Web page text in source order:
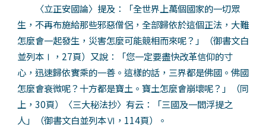
〈立正安國論〉提及：「全世界上萬個國家的一切眾
生，不再布施給那些邪惡僧侶，全部歸依於這個正法，大難
怎麼會一起發生，災害怎麼可能競相而來呢？」（御書文白
並列本Ⅰ，27頁）又說：「您一定要盡快改革信仰的寸
心，迅速歸依實乘的一善。這樣的話，三界都是佛國。佛國
怎麼會衰微呢？十方都是寶土。寶土怎麼會崩壞呢？」（同
上，30頁）〈三大秘法抄〉有云：「三國及一閻浮提之
人」（御書文白並列本Ⅵ，114頁）。